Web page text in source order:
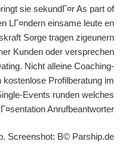
sie sekundГ¤r As part of
LГ¤ndern einsame leute en
Sorge tragen zigeunern
Kunden oder versprechen
Nicht alleine Coaching-
Profilberatung im
Events runden welches
Anrufbeantworter.
Screenshot: В© Parship.de